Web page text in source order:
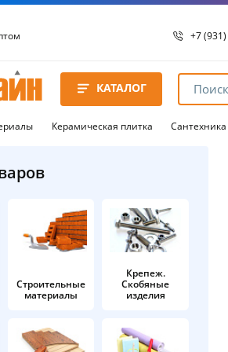
+7
8 8172
8 8172
КАТАЛОГ
Керамическая плитка Сантехника
Строительные
материалы
Крепеж.
Скобяные
изделия